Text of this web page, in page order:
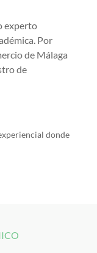
experto
Por
de Málaga
de
donde